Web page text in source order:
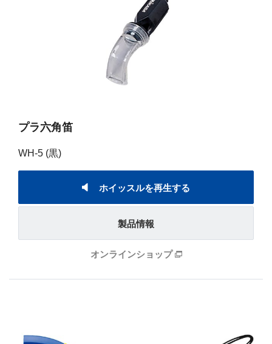
プラ六角笛
WH-5 (黒)
ホイッスルを再生する
製品情報
オンラインショップ